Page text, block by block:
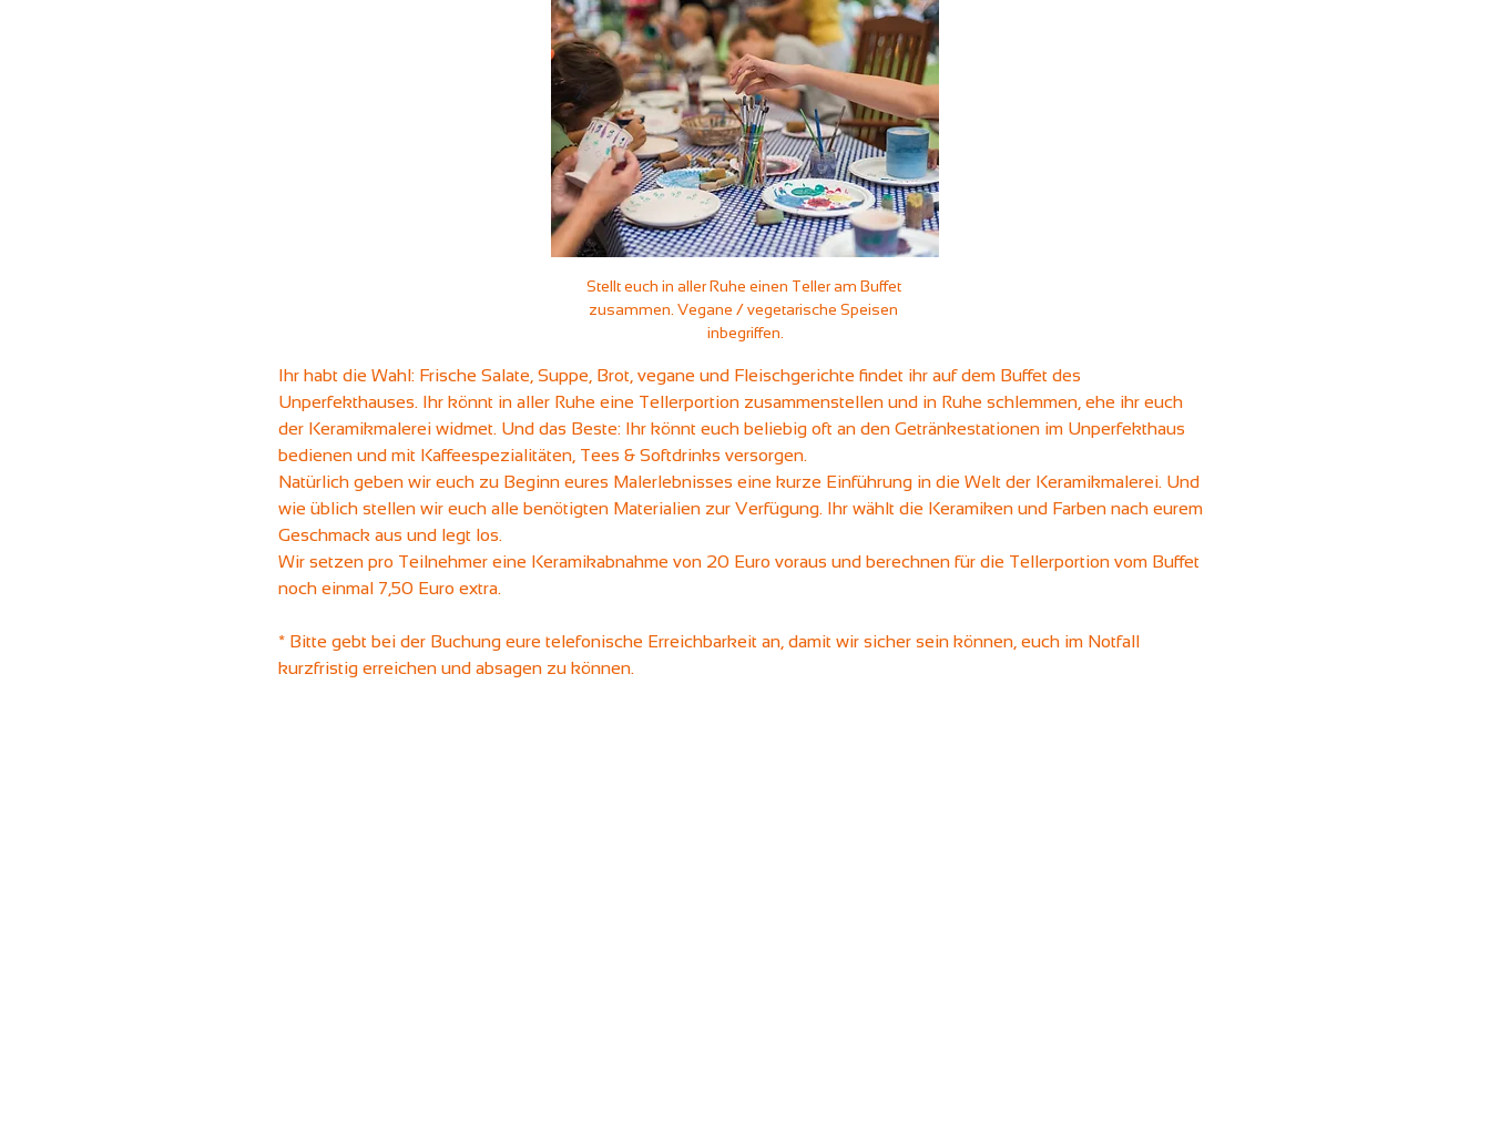
Stellt euch in aller Ruhe einen Teller am Buffet
zusammen. Vegane / vegetarische Speisen
inbegriffen.
Ihr habt die Wahl: Frische Salate, Suppe, Brot, vegane und Fleischgerichte findet ihr auf dem Buffet des
Unperfekthauses. Ihr könnt in aller Ruhe eine Tellerportion zusammenstellen und in Ruhe schlemmen, ehe ihr euch
der Keramikmalerei widmet. Und das Beste: Ihr könnt euch beliebig oft an den Getränkestationen im Unperfekthaus
bedienen und mit Kaffeespezialitäten, Tees & Softdrinks versorgen.
Natürlich geben wir euch zu Beginn eures Malerlebnisses eine kurze Einführung in die Welt der Keramikmalerei. Und
wie üblich stellen wir euch alle benötigten Materialien zur Verfügung. Ihr wählt die Keramiken und Farben nach eurem
Geschmack aus und legt los.
Wir setzen pro Teilnehmer eine Keramikabnahme von 20 Euro voraus und berechnen für die Tellerportion vom Buffet
noch einmal 7,50 Euro extra.
* Bitte gebt bei der Buchung eure telefonische Erreichbarkeit an, damit wir sicher sein können, euch im Notfall
kurzfristig erreichen und absagen zu können.